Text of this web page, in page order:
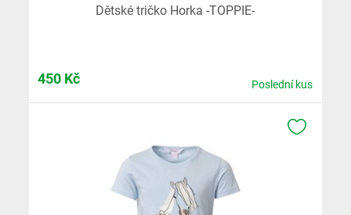
Dětské tričko Horka -TOPPIE-
450 Kč Poslední kus